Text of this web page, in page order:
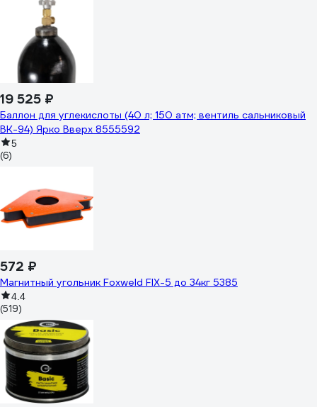
19 525 ₽
Баллон для углекислоты (40 л; 150 атм; вентиль сальниковый
ВК-94) Ярко Вверх 8555592
5
(6)
572 ₽
Магнитный угольник Foxweld FIX-5 до 34кг 5385
4.4
(519)